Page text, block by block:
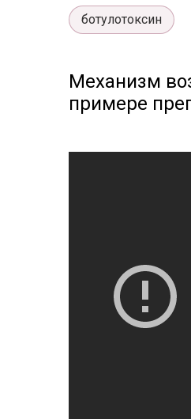
ботулотоксин
Механизм
примере